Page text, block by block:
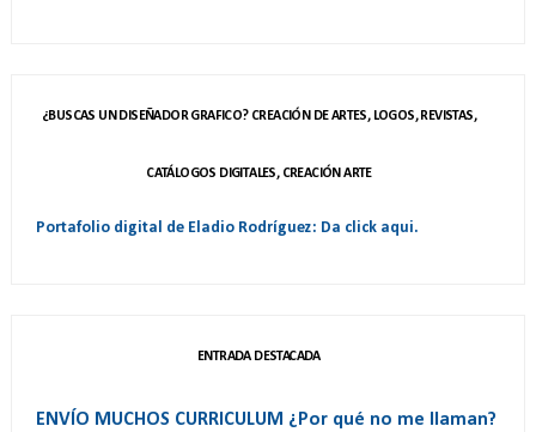
¿BUSCAS UN DISEÑADOR GRAFICO? CREACIÓN DE ARTES, LOGOS, REVISTAS,
CATÁLOGOS DIGITALES, CREACIÓN ARTE
Portafolio digital de Eladio Rodríguez: Da click aqui.
ENTRADA DESTACADA
ENVÍO MUCHOS CURRICULUM ¿Por qué no me llaman?